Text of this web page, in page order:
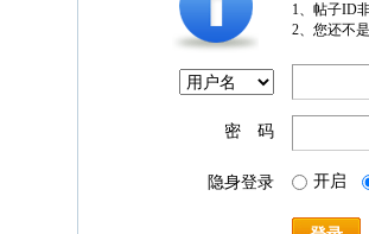
1、帖子ID
2、您还不
密 码
隐身登录 开启